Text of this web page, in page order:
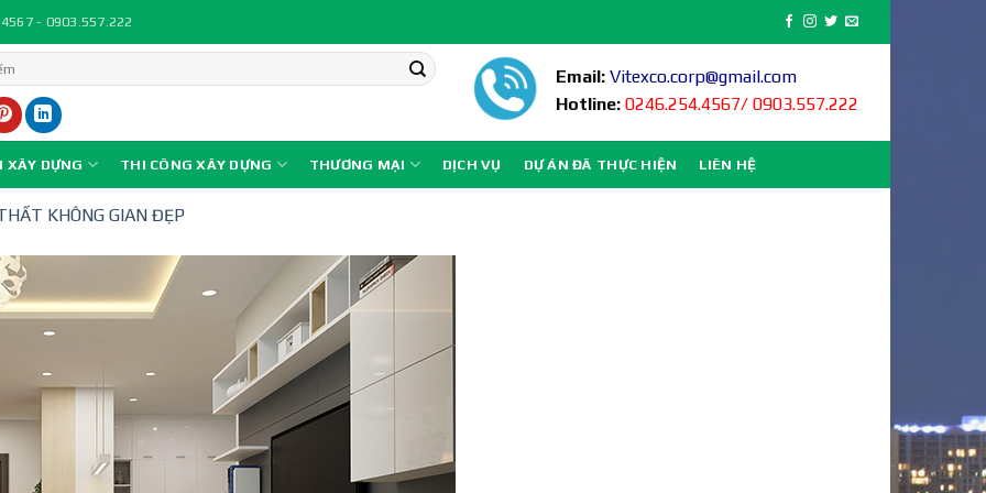
- 0903.557.222
Email: Vitexco.corp@gmail.com
Hotline: 0246.254.4567/ 0903.557.222
XÂY DỰNG THI CÔNG XÂY DỰNG THƯƠNG MẠI DỊCH VỤ DỰ ÁN ĐÃ THỰC HIỆN LIÊN HỆ
KHÔNG GIAN ĐẸP